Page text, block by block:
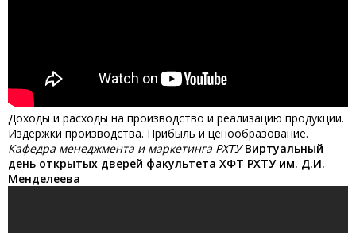
Доходы и расходы на производство и реализацию продукции.
Издержки производства. Прибыль и ценообразование.
Кафедра менеджмента и маркетинга РХТУ Виртуальный
день открытых дверей факультета ХФТ РХТУ им. Д.И.
Менделеева